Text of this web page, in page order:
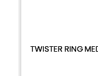
TWISTER RING